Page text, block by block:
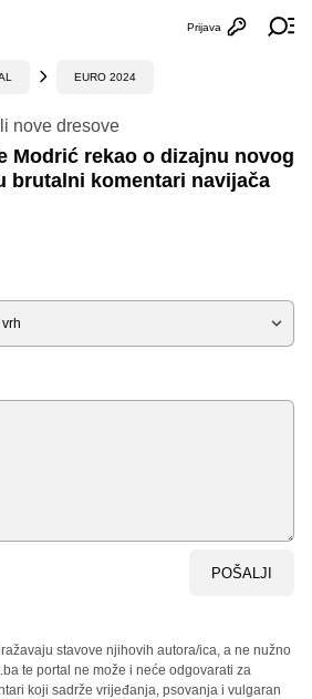
Otvori
Prijava
EURO 2024
nove dresove
Modrić rekao o dizajnu novog
brutalni komentari navijača
POŠALJI
stavove njihovih autora/ica, a ne nužno
te portal ne može i neće odgovarati za
koji sadrže vrijeđanja, psovanja i vulgaran